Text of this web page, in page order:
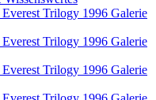
Trilogy 1996 Galerie
Trilogy 1996 Galerie
Trilogy 1996 Galerie